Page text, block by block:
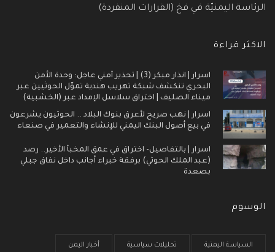
الرئاسة اليمنيّة في فخ (القرارات المنفردة)
الاكثر قراءة
اسرار | انذار مبكر (3) | تحذير أمني عاجل: وحدة الأمن
البحري تنكشف شبكة تهريب هندية تموّل الحوثيين عبر
ميناء الصليف | اختراق سلاسل الإمداد عبر (الخشبية)
اسرار | نهب صريح لأعرق بنوك البلاد .. الحوثيون يشرعون
في بيع أصول البنك اليمني للإنشاء والتعمير في صنعاء
اسرار | بالتفاصيل- اختراق في عمق المخبأ الأخير.. رصد
(عبد الملك الحوثي) برفقة خبراء أجانب داخل نفاق جبلي
بصعدة
الوسوم
السياسة اليمنية تحليلات سياسية أخبار اليمن